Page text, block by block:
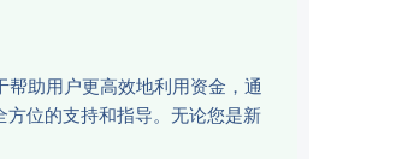
助用户更高效地利用资金，通
位的支持和指导。无论您是新